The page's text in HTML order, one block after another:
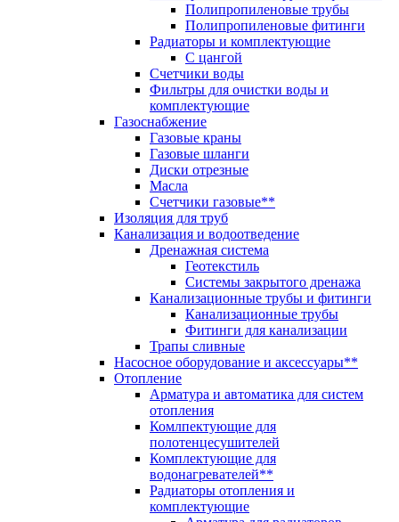
Полипропиленовые трубы
Полипропиленовые фитинги
Радиаторы и комплектующие
С цангой
Счетчики воды
Фильтры для очистки воды и
комплектующие
Газоснабжение
Газовые краны
Газовые шланги
Диски отрезные
Масла
Счетчики газовые**
Изоляция для труб
Канализация и водоотведение
Дренажная система
Геотекстиль
Системы закрытого дренажа
Канализационные трубы и фитинги
Канализационные трубы
Фитинги для канализации
Трапы сливные
Насосное оборудование и аксессуары**
Отопление
Арматура и автоматика для систем
отопления
Комлпектующие для
полотенцесушителей
Комплектующие для
водонагревателей**
Радиаторы отопления и
комплектующие